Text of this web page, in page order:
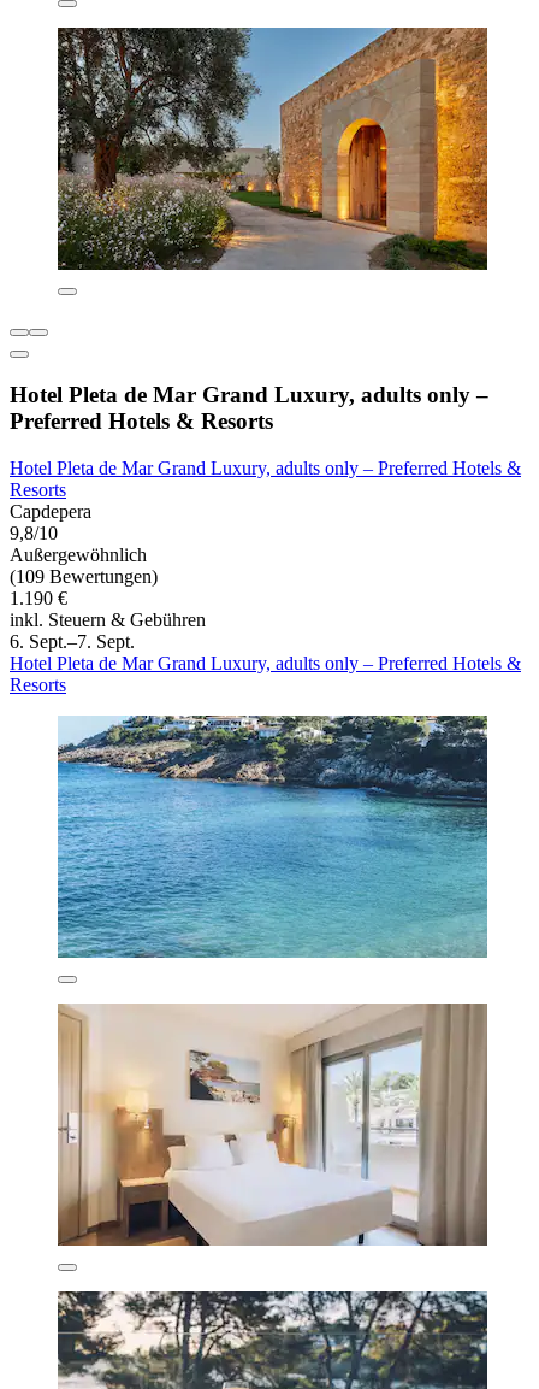
Hotel Pleta de Mar Grand Luxury, adults only –
Preferred Hotels & Resorts
Hotel Pleta de Mar Grand Luxury, adults only – Preferred Hotels &
Resorts
Capdepera
9,8/10
Außergewöhnlich
(109 Bewertungen)
1.190 €
inkl. Steuern & Gebühren
6. Sept.–7. Sept.
Hotel Pleta de Mar Grand Luxury, adults only – Preferred Hotels &
Resorts